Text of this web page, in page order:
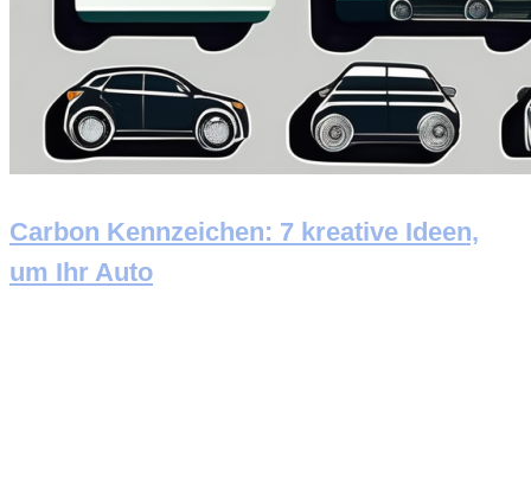
Carbon Kennzeichen: 7 kreative Ideen,
um Ihr Auto